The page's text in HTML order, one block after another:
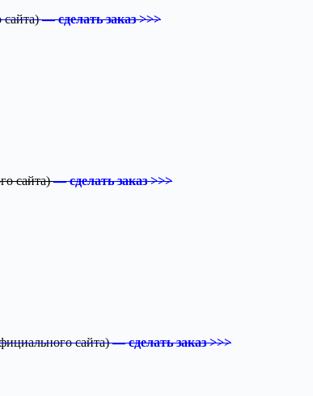
сайта)— сделать заказ >>>
сайта)— сделать заказ >>>
сайта)— сделать заказ >>>